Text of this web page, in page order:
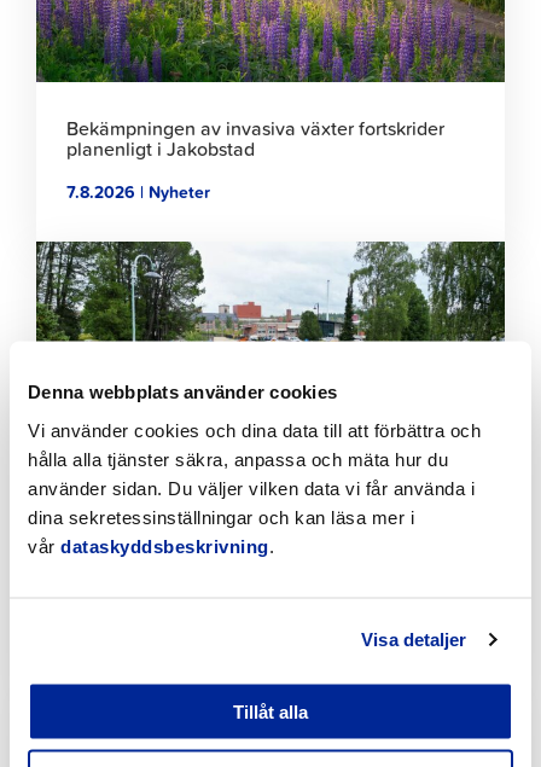
Denna webbplats använder cookies
Vi använder cookies och dina data till att förbättra och
hålla alla tjänster säkra, anpassa och mäta hur du
använder sidan. Du väljer vilken data vi får använda i
dina sekretessinställningar och kan läsa mer i
vår dataskyddsbeskrivning
Visa detaljer
Tillåt alla
Bekämpningen av invasiva växter fortskrider
planenligt i Jakobstad
7.8.2026 | Nyheter
Klicka
för
att
läsa
Tillfälliga trafikarrangemang vid Sikören samt i
att